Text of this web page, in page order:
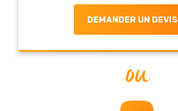
DEMANDER UN DEVIS
ou